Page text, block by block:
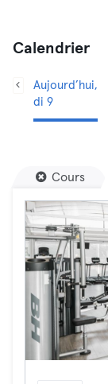
Calendrier
Aujourd’hui,
di 9
Cours